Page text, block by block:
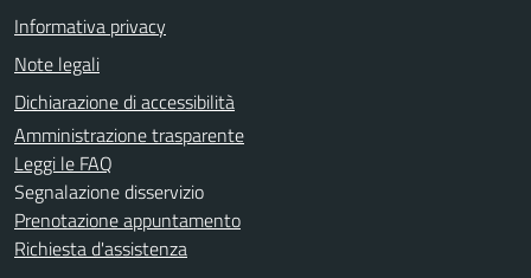
Informativa privacy
Note legali
Dichiarazione di accessibilità
Amministrazione trasparente
Leggi le FAQ
Segnalazione disservizio
Prenotazione appuntamento
Richiesta d'assistenza